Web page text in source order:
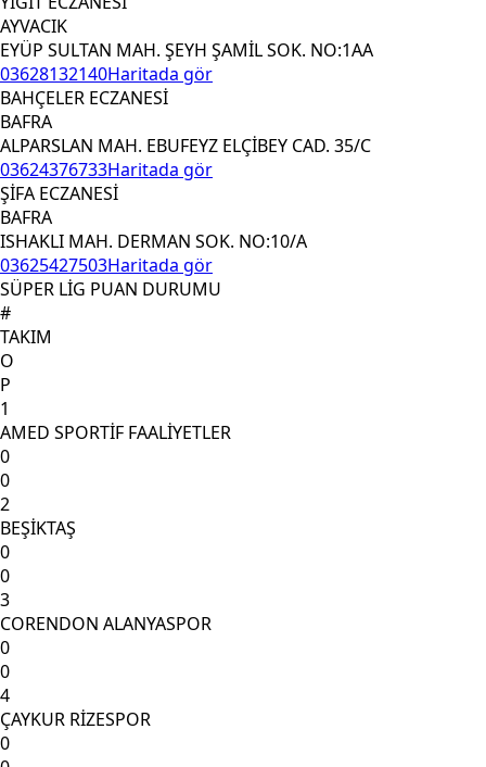
AYVACIK
EYÜP SULTAN MAH. ŞEYH ŞAMİL SOK. NO:1AA
03628132140Haritada gör
BAHÇELER ECZANESİ
BAFRA
ALPARSLAN MAH. EBUFEYZ ELÇİBEY CAD. 35/C
03624376733Haritada gör
ŞİFA ECZANESİ
BAFRA
ISHAKLI MAH. DERMAN SOK. NO:10/A
03625427503Haritada gör
SÜPER LİG PUAN DURUMU
#
TAKIM
O
P
1
AMED SPORTİF FAALİYETLER
0
0
2
BEŞİKTAŞ
0
0
3
CORENDON ALANYASPOR
0
0
4
ÇAYKUR RİZESPOR
0